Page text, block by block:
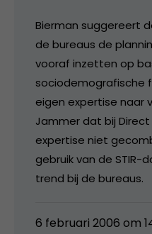
Bierman suggereert
de bureaus de
vooraf inzetten op
sociodemografische
eigen expertise naar
Jammer dat bij
expertise niet
gebruik van de STIR-
trend bij de bureaus.
6 februari 2006 om